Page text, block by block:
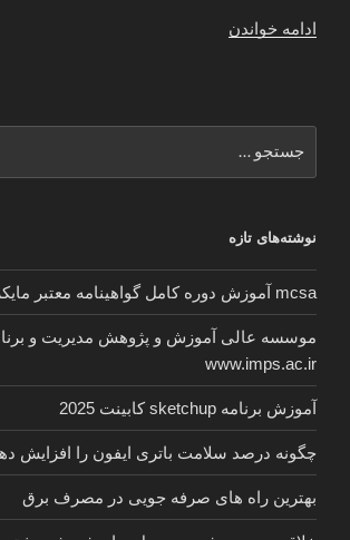
ادامه خواندن
برای
نوشته‌های تازه
mcsa آموزش دوره کامل گواهینامه معتبر مایکروسافت
موسسه عالی آموزش و پژوهش مدیریت و
www.imps.ac.ir
آموزش برنامه sketchup کابینت 2025
چگونه درصد سلامت باتری ایفون را افزایش
بهترین راه های صرفه جویی در مصرف برق